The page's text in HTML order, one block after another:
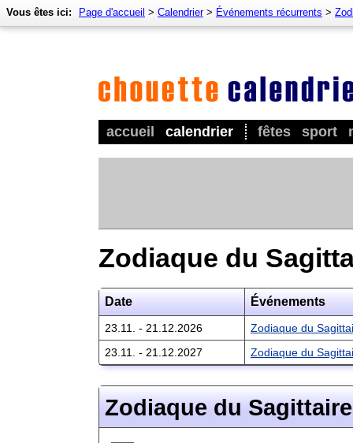
accueil calendrier fêtes sport
Vous êtes ici: Page d'accueil > Calendrier> Événements récurrents >
Zodiaque du
Date Événements
23.11. - 21.12.2026
Zodiaque du
23.11. - 21.12.2027
Zodiaque du
Zodiaque du